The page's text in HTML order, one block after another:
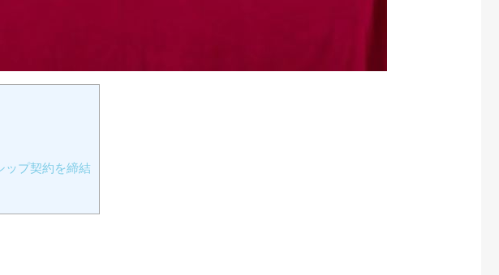
ップ契約を締結